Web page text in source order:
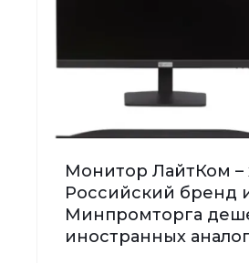
Монитор ЛайтКом –
Российский бренд
Минпромторга
иностранных